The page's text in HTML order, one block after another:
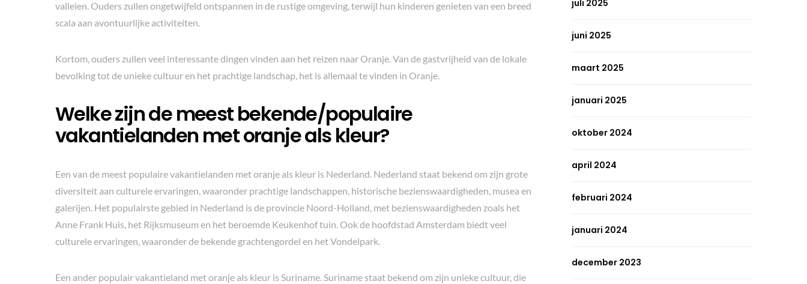
valleien. Ouders zullen ongetwijfeld ontspannen in de rustige omgeving, terwijl hun kinderen genieten van een breed
scala aan avontuurlijke activiteiten.
Kortom, ouders zullen veel interessante dingen vinden aan het reizen naar Oranje. Van de gastvrijheid van de lokale
bevolking tot de unieke cultuur en het prachtige landschap, het is allemaal te vinden in Oranje.
Welke zijn de meest bekende/populaire
vakantielanden met oranje als kleur?
Een van de meest populaire vakantielanden met oranje als kleur is Nederland. Nederland staat bekend om zijn grote
diversiteit aan culturele ervaringen, waaronder prachtige landschappen, historische bezienswaardigheden, musea en
galerijen. Het populairste gebied in Nederland is de provincie Noord-Holland, met bezienswaardigheden zoals het
Anne Frank Huis, het Rijksmuseum en het beroemde Keukenhof tuin. Ook de hoofdstad Amsterdam biedt veel
culturele ervaringen, waaronder de bekende grachtengordel en het Vondelpark.
Een ander populair vakantieland met oranje als kleur is Suriname. Suriname staat bekend om zijn unieke cultuur, die
juli 2025
juni 2025
maart 2025
januari 2025
oktober 2024
april 2024
februari 2024
januari 2024
december 2023